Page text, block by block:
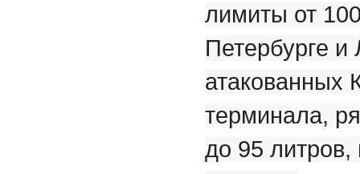
лимиты от
Петербурге и
атакованных
терминала,
до 95 литров,